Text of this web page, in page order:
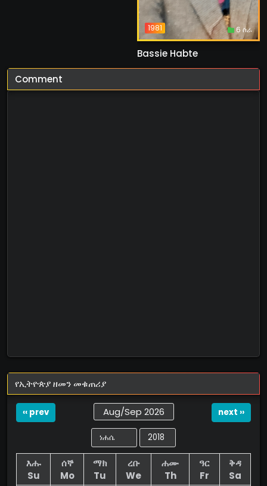
1981 6 ስራ
Bassie Habte
Comment
የኢትዮጵያ ዘመን መቁጠሪያ
‹‹ prev Aug/Sep 2026 next ››
እሑ
Su
ሰኞ
Mo
ማክ
Tu
ረቡ
We
ሐሙ
Th
ዓር
Fr
ቅዳ
Sa